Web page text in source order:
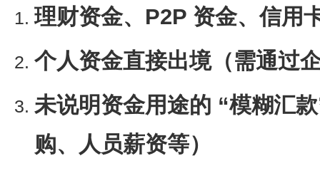
理财资金、P2P 资金、信用
个人资金直接出境（需通过
未说明资金用途的 “模糊汇
购、人员薪资等）